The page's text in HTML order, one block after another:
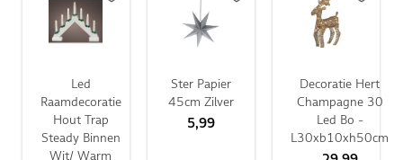
Led
Raamdecoratie
Hout Trap
Steady Binnen
Wit/ Warm
Ster Papier
45cm Zilver
5,99
Decoratie Hert
Champagne 30
Led Bo -
L30xb10xh50cm